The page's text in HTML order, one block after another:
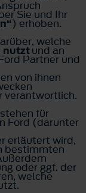
Sie und Ihr
) erhoben.
welche
nutztund an
Partner und
von ihnen
verantwortlich.
für
Ford (darunter
erläutert wird,
bestimmten
oder ggf. der
welche